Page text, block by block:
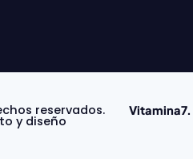
reservados.
y diseño
Vitamina7.